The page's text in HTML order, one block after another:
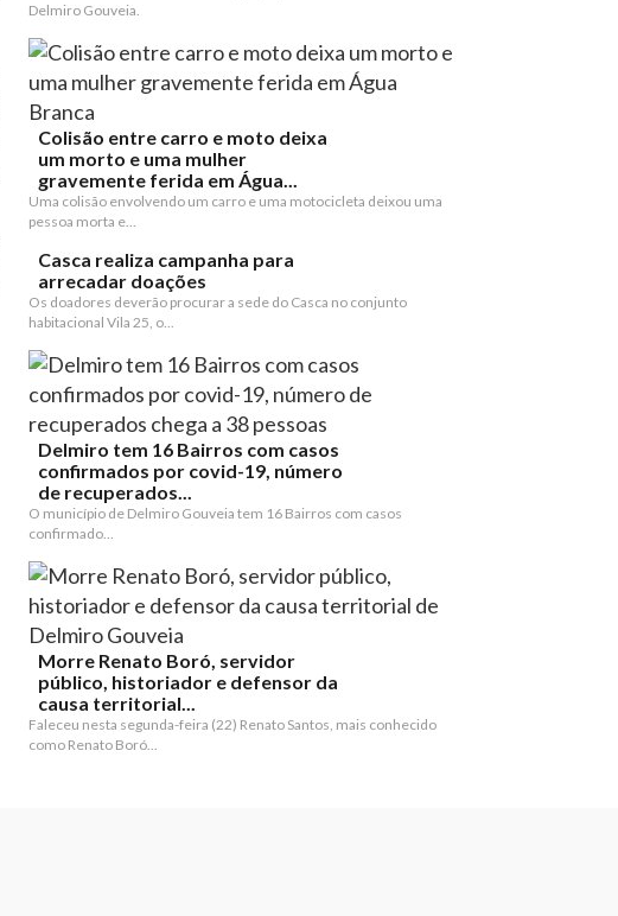
Delmiro Gouveia.
Colisão entre carro e moto deixa
um morto e uma mulher
gravemente ferida em Água...
Uma colisão envolvendo um carro e uma motocicleta deixou uma
pessoa morta e...
Casca realiza campanha para
arrecadar doações
Os doadores deverão procurar a sede do Casca no conjunto
habitacional Vila 25, o...
Delmiro tem 16 Bairros com casos
confirmados por covid-19, número
de recuperados...
O município de Delmiro Gouveia tem 16 Bairros com casos
confirmado...
Morre Renato Boró, servidor
público, historiador e defensor da
causa territorial...
Faleceu nesta segunda-feira (22) Renato Santos, mais conhecido
como Renato Boró...